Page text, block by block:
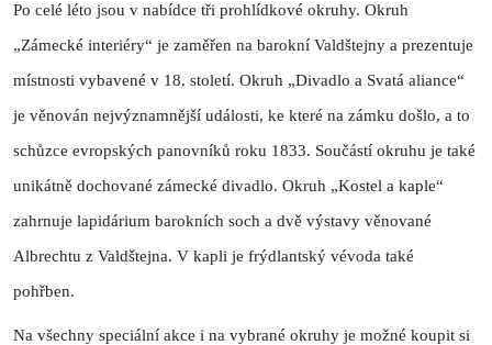
Po celé léto jsou v nabídce tři prohlídkové okruhy. Okruh
„Zámecké interiéry“ je zaměřen na barokní Valdštejny a prezentuje
místnosti vybavené v 18. století. Okruh „Divadlo a Svatá aliance“
je věnován nejvýznamnější události, ke které na zámku došlo, a to
schůzce evropských panovníků roku 1833. Součástí okruhu je také
unikátně dochované zámecké divadlo. Okruh „Kostel a kaple“
zahrnuje lapidárium barokních soch a dvě výstavy věnované
Albrechtu z Valdštejna. V kapli je frýdlantský vévoda také
pohřben.
Na všechny speciální akce i na vybrané okruhy je možné koupit si